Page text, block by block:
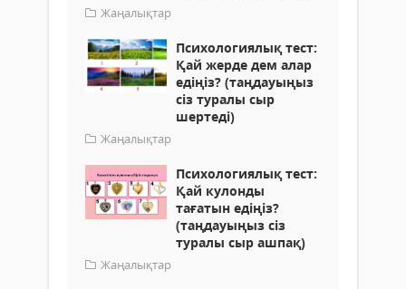
Жаңалықтар
Психологиялық тест:
Қай жерде дем алар
едіңіз? (таңдауыңыз
сіз туралы сыр
шертеді)
Жаңалықтар
Психологиялық тест:
Қай кулонды
тағатын едіңіз?
(таңдауыңыз сіз
туралы сыр ашпақ)
Жаңалықтар